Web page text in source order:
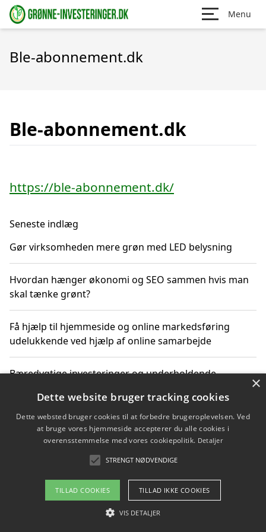
Menu
Ble-abonnement.dk
Ble-abonnement.dk
https://ble-abonnement.dk/
Seneste indlæg
Gør virksomheden mere grøn med LED belysning
Hvordan hænger økonomi og SEO sammen hvis man
skal tænke grønt?
Få hjælp til hjemmeside og online markedsføring
udelukkende ved hjælp af online samarbejde
Bæredygtige investeringer og underholdende
Sådan kan online møder for virksomheder fremme
grønne investeringer
Copyright 2026 - Pilanto Aps
Om / kontakt
×
Dette website bruger tracking cookies
Dette websted bruger cookies til at forbedre brugeroplevelsen. Ved
at bruge vores hjemmeside accepterer du alle cookies i
overensstemmelse med vores cookiepolitik. Detaljer
STRENGT NØDVENDIGE
TILLAD COOKIES TILLAD IKKE COOKIES
VIS DETALJER